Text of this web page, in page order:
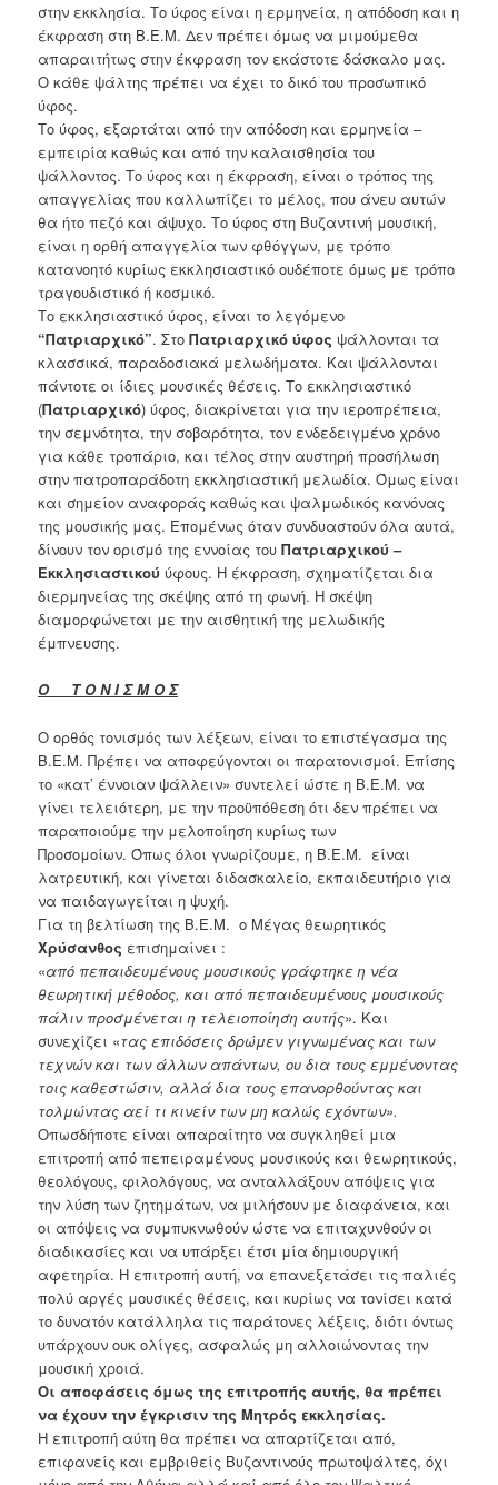
στην εκκλησία. Το ύφος είναι η ερμηνεία, η απόδοση και η
έκφραση στη Β.Ε.Μ. Δεν πρέπει όμως να μιμούμεθα
απαραιτήτως στην έκφραση τον εκάστοτε δάσκαλο μας.
Ο κάθε ψάλτης πρέπει να έχει το δικό του προσωπικό
ύφος.
Το ύφος, εξαρτάται από την απόδοση και ερμηνεία –
εμπειρία καθώς και από την καλαισθησία του
ψάλλοντος. Το ύφος και η έκφραση, είναι ο τρόπος της
απαγγελίας που καλλωπίζει το μέλος, που άνευ αυτών
θα ήτο πεζό και άψυχο. Το ύφος στη Βυζαντινή μουσική,
είναι η ορθή απαγγελία των φθόγγων, με τρόπο
κατανοητό κυρίως εκκλησιαστικό ουδέποτε όμως με τρόπο
τραγουδιστικό ή κοσμικό.
Το εκκλησιαστικό ύφος, είναι το λεγόμενο
“Πατριαρχικό”. ΣτοΠατριαρχικό ύφοςψάλλονται τα
κλασσικά, παραδοσιακά μελωδήματα. Και ψάλλονται
πάντοτε οι ίδιες μουσικές θέσεις. Το εκκλησιαστικό
(Πατριαρχικό) ύφος, διακρίνεται για την ιεροπρέπεια,
την σεμνότητα, την σοβαρότητα, τον ενδεδειγμένο χρόνο
για κάθε τροπάριο, και τέλος στην αυστηρή προσήλωση
στην πατροπαράδοτη εκκλησιαστική μελωδία. Όμως είναι
και σημείον αναφοράς καθώς και ψαλμωδικός κανόνας
της μουσικής μας. Επομένως όταν συνδυαστούν όλα αυτά,
δίνουν τον ορισμό της εννοίας τουΠατριαρχικού –
Εκκλησιαστικού ύφους. Η έκφραση, σχηματίζεται δια
διερμηνείας της σκέψης από τη φωνή. Η σκέψη
διαμορφώνεται με την αισθητική της μελωδικής
έμπνευσης.
Ο Τ Ο Ν Ι Σ Μ Ο Σ
Ο ορθός τονισμός των λέξεων, είναι το επιστέγασμα της
Β.Ε.Μ. Πρέπει να αποφεύγονται οι παρατονισμοί. Επίσης
το «κατ’ έννοιαν ψάλλειν» συντελεί ώστε η Β.Ε.Μ. να
γίνει τελειότερη, με την προϋπόθεση ότι δεν πρέπει να
παραποιούμε την μελοποίηση κυρίως των
Προσομοίων. Όπως όλοι γνωρίζουμε, η Β.Ε.Μ. είναι
λατρευτική, και γίνεται διδασκαλείο, εκπαιδευτήριο για
να παιδαγωγείται η ψυχή.
Για τη βελτίωση της Β.Ε.Μ. ο Μέγας θεωρητικός
Χρύσανθος επισημαίνει :
«από πεπαιδευμένους μουσικούς γράφτηκε η νέα
θεωρητική μέθοδος, και από πεπαιδευμένους μουσικούς
πάλιν προσμένεται η τελειοποίηση αυτής». Και
συνεχίζει «τας επιδόσεις δρώμεν γιγνωμένας και των
τεχνών και των άλλων απάντων,ου δια τους εμμένοντας
τοις καθεστώσιν, αλλά δια τους επανορθούντας και
τολμώντας αεί τι κινείν των μη καλώς εχόντων».
Οπωσδήποτε είναι απαραίτητο να συγκληθεί μια
επιτροπή από πεπειραμένους μουσικούς και θεωρητικούς,
θεολόγους, φιλολόγους, να ανταλλάξουν απόψεις για
την λύση των ζητημάτων, να μιλήσουν με διαφάνεια, και
οι απόψεις να συμπυκνωθούν ώστε να επιταχυνθούν οι
διαδικασίες και να υπάρξει έτσι μία δημιουργική
αφετηρία. Η επιτροπή αυτή, να επανεξετάσει τις παλιές
πολύ αργές μουσικές θέσεις, και κυρίως να τονίσει κατά
το δυνατόν κατάλληλα τις παράτονες λέξεις, διότι όντως
υπάρχουν ουκ ολίγες, ασφαλώς μη αλλοιώνοντας την
μουσική χροιά.
Οι αποφάσεις όμως της επιτροπής αυτής, θα πρέπει
να έχουν την έγκρισιν της Μητρός εκκλησίας.
Η επιτροπή αύτη θα πρέπει να απαρτίζεται από,
επιφανείς και εμβριθείς Βυζαντινούς πρωτοψάλτες, όχι